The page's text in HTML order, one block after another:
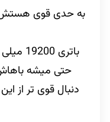
باتری 19200 میلی آمپره، یعنی اندازه یه پاور بانک
حتی میشه
دنبال قوی تر از